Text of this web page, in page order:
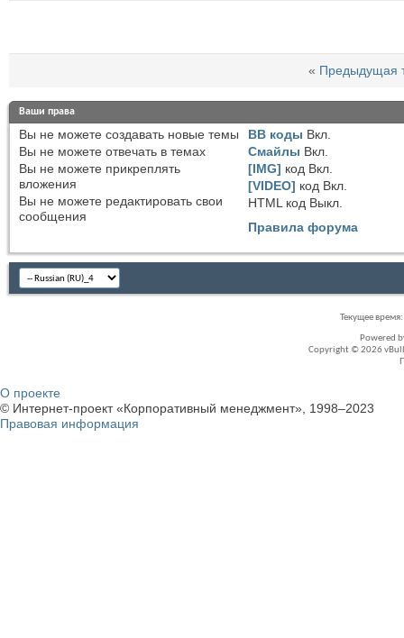
« Предыдущая
Ваши права
Вы не можете создавать новые темы
Вы не можете отвечать в темах
Вы не можете прикреплять
вложения
Вы не можете редактировать свои
сообщения
BB коды Вкл.
Смайлы Вкл.
[IMG] код Вкл.
[VIDEO] код Вкл.
HTML код Выкл.
Правила форума
Текущее время:
Powered
Copyright © 2026
О проекте
© Интернет-проект «Корпоративный менеджмент», 1998–2023
Правовая информация